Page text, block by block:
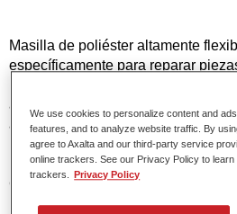
Masilla de poliéster altamente
específicamente para reparar
requieren total flexibilidad como
adherencia superior y excelentes
aplicación de capas delgadas.
proceso de reparación estándar
marca registrada de U-POL Ltd,
Coating Systems©. Aprobado como
reparación estándar de Axalta.
We use cookies to personalize content and
features, and to analyze website traffic. By
agree to Axalta and our third-party service
online trackers. See our Privacy Policy to
trackers.
Privacy Policy